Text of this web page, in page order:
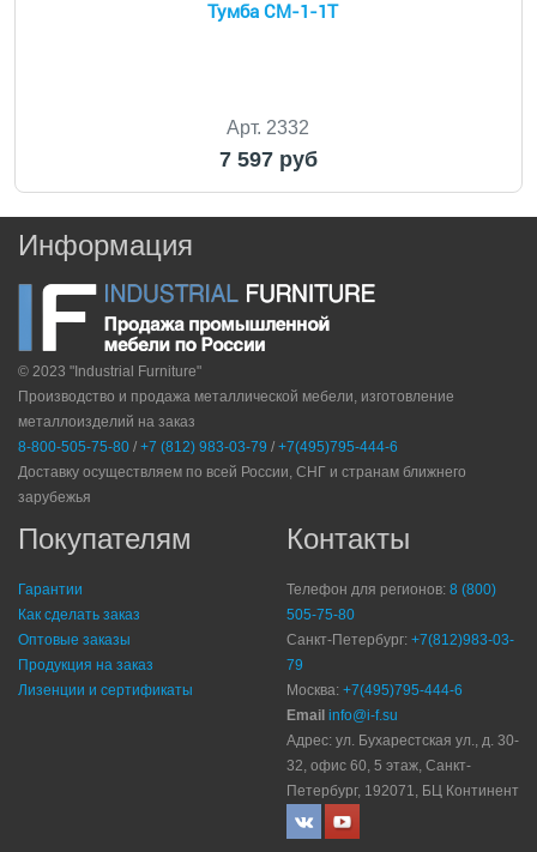
Тумба СМ-1-1Т
Арт. 2332
7 597 руб
Информация
© 2023 "Industrial Furniture"
Производство и продажа металлической мебели, изготовление
металлоизделий на заказ
8-800-505-75-80 / +7 (812) 983-03-79 / +7(495)795-444-6
Доставку осуществляем по всей России, СНГ и странам ближнего
зарубежья
Покупателям
Гарантии
Как сделать заказ
Оптовые заказы
Продукция на заказ
Лизенции и сертификаты
Контакты
Телефон для регионов: 8 (800)
505-75-80
Санкт-Петербург: +7(812)983-03-
79
Москва: +7(495)795-444-6
Email info@i-f.su
Адрес: ул. Бухарестская ул., д. 30-
32, офис 60, 5 этаж, Санкт-
Петербург, 192071, БЦ Континент